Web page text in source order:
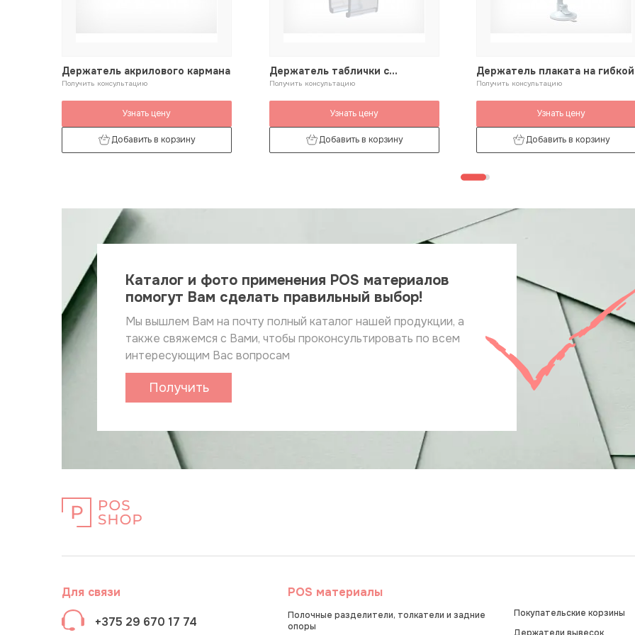
Держатель акрилового кармана
Получить консультацию
Узнать цену
Добавить в корзину
Держатель таблички с
креплением на рамку
Получить консультацию
Узнать цену
Добавить в корзину
Держатель плаката на гибкой
ножке и вакуумной присоске
Получить консультацию
Узнать цену
Добавить в корзину
Каталог и фото применения POS материалов
помогут Вам сделать правильный выбор!
Мы вышлем Вам на почту полный каталог нашей продукции, а
также свяжемся с Вами, чтобы проконсультировать по всем
интересующим Вас вопросам
Получить
Для связи
+375 29 670 17 74
POS материалы
Полочные разделители, толкатели и задние
опоры
Покупательские корзины
Держатели вывесок